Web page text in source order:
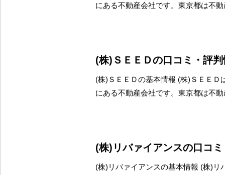
にある不動産会社です。東京都は不
(株)ＳＥＥＤの口コミ・評
(株)ＳＥＥＤの基本情報 (株)ＳＥＥＤ
にある不動産会社です。東京都は不
(株)リバァイアンスの口コ
(株)リバァイアンスの基本情報 (株)リ